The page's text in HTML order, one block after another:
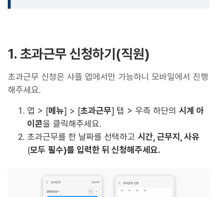
1. 초과근무 신청하기(직원)
초과근무 신청은 샤플 앱에서만 가능하니 모바일에서 진행
해주세요.
앱 > [메뉴] > [초과근무] 탭 > 우측 하단의 시계 아
이콘을 클릭해주세요.
초과근무를 한 날짜를 선택하고 시간, 근무지, 사유
(모두 필수)를 입력한 뒤 신청해주세요.